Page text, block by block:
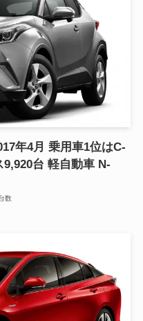
年4月 乗用車1位はC-
台 軽自動車 N-
数